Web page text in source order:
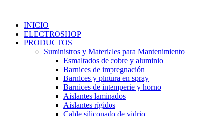
contenidoINICIO
ELECTROSHOP
PRODUCTOS
Suministros y Materiales para Mantenimiento
Esmaltados de cobre y aluminio
Barnices de impregnación
Barnices y pintura en spray
Barnices de intemperie y horno
Aislantes laminados
Aislantes rígidos
Cable siliconado de vidrio